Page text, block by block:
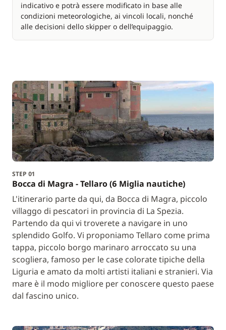
indicativo e potrà essere modificato in base alle
condizioni meteorologiche, ai vincoli locali, nonché
alle decisioni dello skipper o dell’equipaggio.
STEP 01
Bocca di Magra - Tellaro (6 Miglia nautiche)
L'itinerario parte da qui, da Bocca di Magra, piccolo
villaggo di pescatori in provincia di La Spezia.
Partendo da qui vi troverete a navigare in uno
splendido Golfo. Vi proponiamo Tellaro come prima
tappa, piccolo borgo marinaro arroccato su una
scogliera, famoso per le case colorate tipiche della
Liguria e amato da molti artisti italiani e stranieri. Via
mare è il modo migliore per conoscere questo paese
dal fascino unico.